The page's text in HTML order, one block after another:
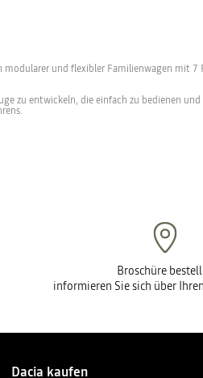
und flexibler Familienwagen mit 7
zu entwickeln, die einfach zu bedienen
Broschüre
informieren Sie sich über
Dacia kaufen